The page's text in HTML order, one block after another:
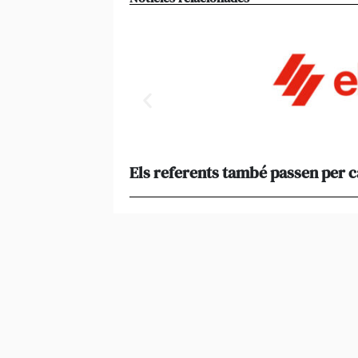
Els referents també passen per